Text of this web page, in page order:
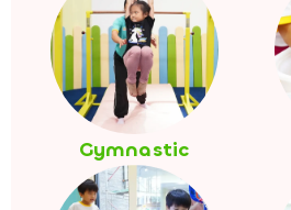
Gymnastic